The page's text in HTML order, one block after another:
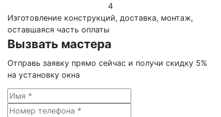
4
Изготовление конструкций, доставка, монтаж,
оставшаяся часть оплаты
Вызвать мастера
Отправь заявку прямо сейчас и получи скидку 5%
на установку окна